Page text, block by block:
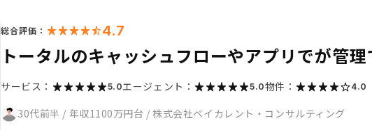
総合評価： 4.7
トータルのキャッシュフローやアプリでが管理
サービス： 5.0エージェント： 5.0物件： 4.0
30代前半 / 年収1100万円台 / 株式会社ベイカレント・コンサルティング